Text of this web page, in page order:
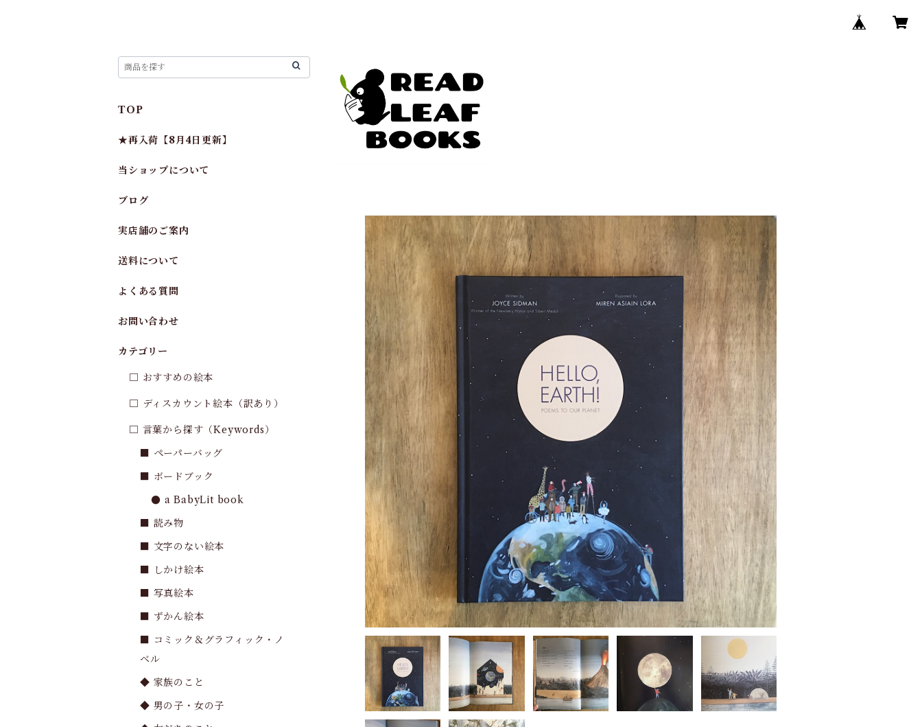
TOP
★再入荷【8月4日更新】
当ショップについて
ブログ
実店舗のご案内
送料について
よくある質問
お問い合わせ
カテゴリー
□ おすすめの絵本
□ ディスカウント絵本（訳あり）
□ 言葉から探す（Keywords）
■ ペーパーバッグ
■ ボードブック
● a BabyLit book
■ 読み物
■ 文字のない絵本
■ しかけ絵本
■ 写真絵本
■ ずかん絵本
■ コミック＆グラフィック・ノ
ベル
◆ 家族のこと
◆ 男の子・女の子